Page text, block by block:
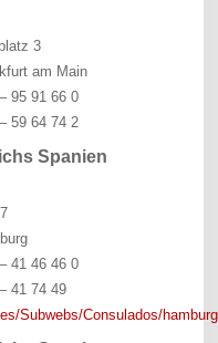
3
am Main
95 91 66 0
59 64 74 2
Spanien
41 46 46 0
41 74 49
Subwebs/Consulados/